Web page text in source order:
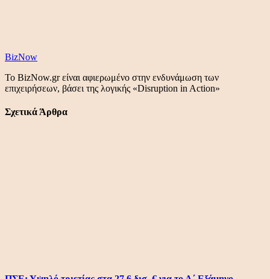
BizNow
Το BizNow.gr είναι αφιερωμένο στην ενδυνάμωση των
επιχειρήσεων, βάσει της λογικής «Disruption in Action»
Σχετικά Άρθρα